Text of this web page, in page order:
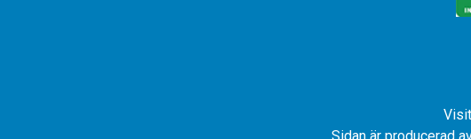
Sidan är producerad